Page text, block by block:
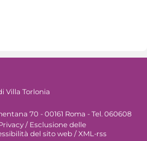
Villa Torlonia
70 - 00161 Roma - Tel. 060608
/ Esclusione delle
del sito web / XML-rss